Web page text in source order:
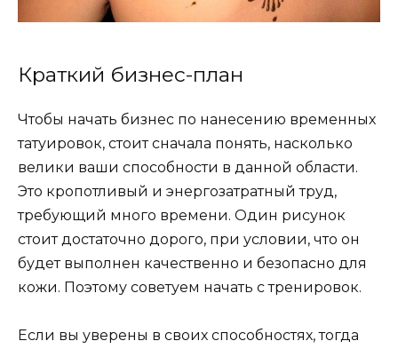
Краткий бизнес-план
Чтобы начать бизнес по нанесению временных
татуировок, стоит сначала понять, насколько
велики ваши способности в данной области.
Это кропотливый и энергозатратный труд,
требующий много времени. Один рисунок
стоит достаточно дорого, при условии, что он
будет выполнен качественно и безопасно для
кожи. Поэтому советуем начать с тренировок.
Если вы уверены в своих способностях, тогда